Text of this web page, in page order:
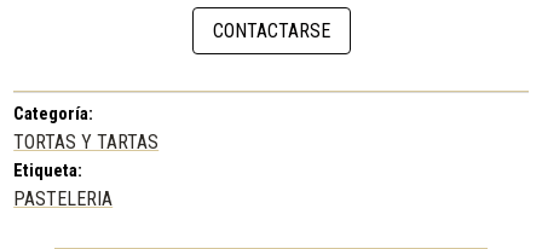
CONTACTARSE
Categoría:
TORTAS Y TARTAS
Etiqueta:
PASTELERIA